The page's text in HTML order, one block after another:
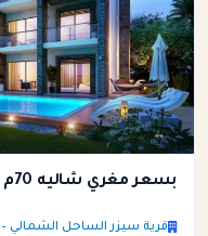
بسعر مغري شاليه 70م في سيزر ايلاند بفيو رائع
قرية سيزر الساحل الشمالي – Caesar North Coast Village